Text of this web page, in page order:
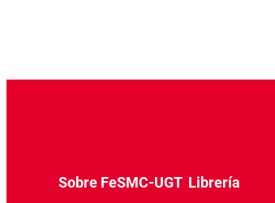
Sobre FeSMC-UGT Librería